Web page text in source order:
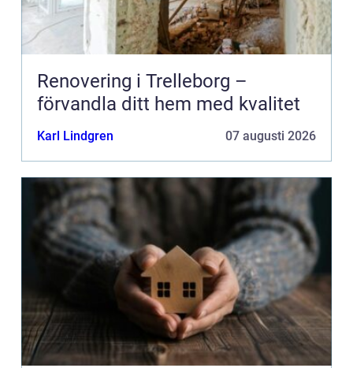
Renovering i Trelleborg –
förvandla ditt hem med kvalitet
Karl Lindgren 07 augusti 2026